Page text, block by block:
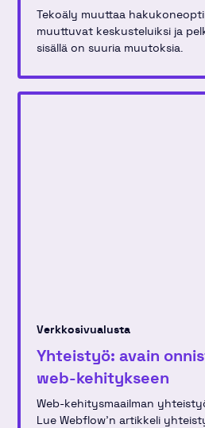
Tekoäly muuttaa
muuttuvat keskusteluiksi ja
sisällä on suuria muutoksia.
Verkkosivualusta
Yhteistyö: avain
web-kehitykseen
Web-kehitysmaailman
Lue Webflow'n artikkeli